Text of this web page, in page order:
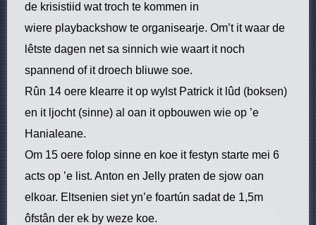
de krisistiid wat troch te kommen in
wiere playbackshow te organisearje. Om’t it waar de
lêtste dagen net sa sinnich wie waart it noch
spannend of it droech bliuwe soe.
Rûn 14 oere klearre it op wylst Patrick it lûd (boksen)
en it ljocht (sinne) al oan it opbouwen wie op ’e
Hanialeane.
Om 15 oere folop sinne en koe it festyn starte mei 6
acts op ’e list. Anton en Jelly praten de sjow oan
elkoar. Eltsenien siet yn’e foartún sadat de 1,5m
ôfstân der ek by weze koe.